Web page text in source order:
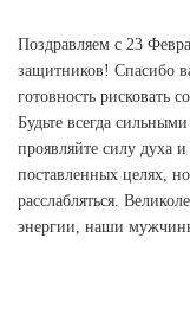
Поздравляем с 23
защитников! Спасибо
готовность рисковать
Будьте всегда
проявляйте силу духа
поставленных целях,
расслабляться.
энергии, наши